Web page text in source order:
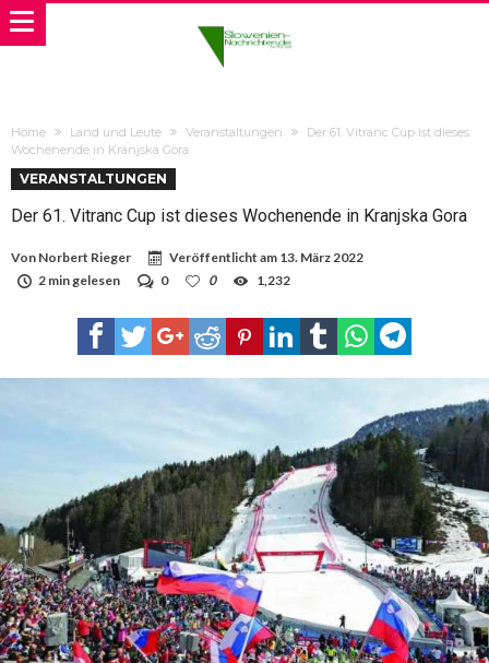
Home Land und Leute Veranstaltungen
Der 61. Vitranc Cup ist dieses
Wochenende in Kranjska Gora
VERANSTALTUNGEN
Der 61. Vitranc Cup ist dieses Wochenende in Kranjska Gora
Von Norbert Rieger Veröffentlicht am 13. März 2022
2 min gelesen
0 0 1,232